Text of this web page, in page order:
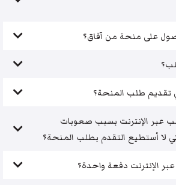
على منحة من آفاق؟
تقديم طلب المنحة؟
عبر الإنترنت بسبب صعوبات
لا أستطيع التقدم بطلب المنحة؟
الإنترنت دفعة واحدة؟